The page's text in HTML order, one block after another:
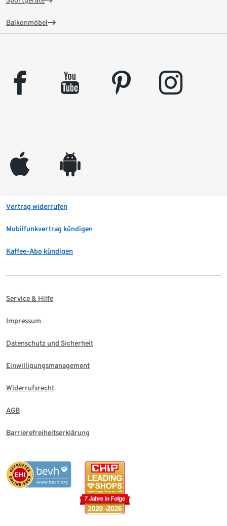
Balkonmöbel
facebook youtube pinterest instagram
appleinc android
Vertrag widerrufen
Mobilfunkvertrag kündigen
Kaffee-Abo kündigen
Service & Hilfe
Impressum
Datenschutz und Sicherheit
Einwilligungsmanagement
Widerrufsrecht
AGB
Barrierefreiheitserklärung